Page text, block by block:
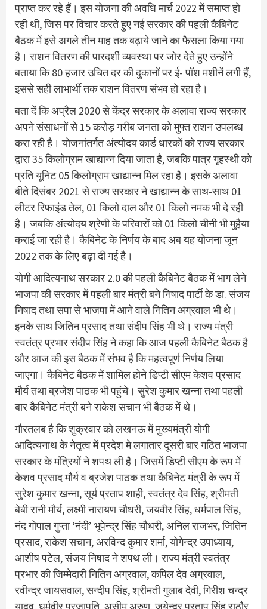
प्राप्त कर रहे हैं। इस योजना की अवधि मार्च 2022 में समाप्त हो
रही थी, जिस पर विचार करते हुए नई सरकार की पहली कैबिनेट
बैठक में इसे अगले तीन माह तक बढ़ाये जाने का फैसला किया गया
है। राशन वितरण की पारदर्शी व्यवस्था पर जोर देते हुए उन्होंने
बताया कि 80 हजार उचित दर की दुकानों पर ई- पॉश मशीनें लगी हैं,
इससे सही लाभार्थी तक राशन वितरण संभव हो रहा है।
बता दें कि अप्रैल 2020 से केंद्र सरकार के अलावा राज्य सरकार
अपने संसाधनों से 15 करोड़ गरीब जनता को मुफ्त राशन उपलब्ध
करा रही है। योजनांतर्गत अंत्योदय कार्ड धारकों को राज्य सरकार
द्वारा 35 किलोग्राम खाद्यान्न दिया जाता है, जबकि पात्र गृहस्थी को
प्रति यूनिट 05 किलोग्राम खाद्यान्न मिल रहा है। इसके अलावा
बीते दिसंबर 2021 से राज्य सरकार ने खाद्यान्न के साथ-साथ 01
लीटर रिफाइंड तेल, 01 किलो दाल और 01 किलो नमक भी दे रही
है। जबकि अंत्योदय श्रेणी के परिवारों को 01 किलो चीनी भी मुहैया
कराई जा रही है। कैबिनेट के निर्णय के बाद अब यह योजना जून
2022 तक के लिए बढ़ा दी गई है।
योगी आदित्यनाथ सरकार 2.0 की पहली कैबिनेट बैठक में भाग लेने
भाजपा की सरकार में पहली बार मंत्री बने निषाद पार्टी के डा. संजय
निषाद तथा सपा से भाजपा में आने वाले नितिन अग्रवाल भी थे।
इनके साथ जितिन प्रसाद तथा संदीप सिंह भी थे। राज्य मंत्री
स्वतंत्र प्रभार संदीप सिंह ने कहा कि आज पहली कैबिनेट बैठक है
और आज की इस बैठक में संभव है कि महत्वपूर्ण निर्णय लिया
जाएगा। कैबिनेट बैठक में शामिल होने डिप्टी सीएम केशव प्रसाद
मौर्य तथा ब्रजेश पाठक भी पहुंचे। सुरेश कुमार खन्ना तथा पहली
बार कैबिनेट मंत्री बने राकेश सचान भी बैठक में थे।
गौरतलब है कि शुक्रवार को लखनऊ में मुख्यमंत्री योगी
आदित्यनाथ के नेतृत्व में प्रदेश मे लगातार दूसरी बार गठित भाजपा
सरकार के मंत्रियों ने शपथ ली है। जिसमें डिप्टी सीएम के रूप में
केशव प्रसाद मौर्य व ब्रजेश पाठक तथा कैबिनेट मंत्री के रूप में
सुरेश कुमार खन्ना, सूर्य प्रताप शाही, स्वतंत्र देव सिंह, श्रीमती
बेबी रानी मौर्य, लक्ष्मी नारायण चौधरी, जयवीर सिंह, धर्मपाल सिंह,
नंद गोपाल गुप्ता ‘नंदी’ भूपेन्द्र सिंह चौधरी, अनिल राजभर, जितिन
प्रसाद, राकेश सचान, अरविन्द कुमार शर्मा, योगेन्द्र उपाध्याय,
आशीष पटेल, संजय निषाद ने शपथ ली। राज्य मंत्री स्वतंत्र
प्रभार की जिम्मेदारी नितिन अग्रवाल, कपिल देव अग्रवाल,
रवीन्द्र जायसवाल, सन्दीप सिंह, श्रीमती गुलाब देवी, गिरीश चन्द्र